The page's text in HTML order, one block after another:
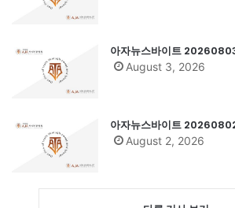
아자뉴스바이트
August 3, 2026
아자뉴스바이트
August 2, 2026